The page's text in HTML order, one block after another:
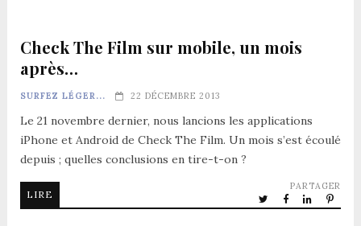
Check The Film sur mobile, un mois
après…
SURFEZ LÉGER... 22 DÉCEMBRE 2013
Le 21 novembre dernier, nous lancions les applications
iPhone et Android de Check The Film. Un mois s’est écoulé
depuis ; quelles conclusions en tire-t-on ?
LIRE
PARTAGER